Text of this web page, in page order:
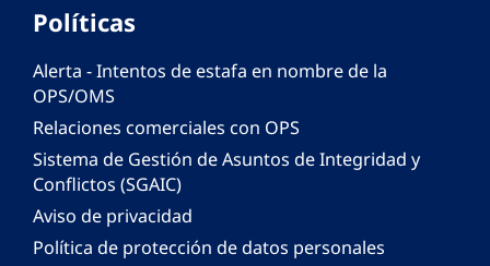
Políticas
Alerta - Intentos de estafa en nombre de la
OPS/OMS
Relaciones comerciales con OPS
Sistema de Gestión de Asuntos de Integridad y
Conflictos (SGAIC)
Aviso de privacidad
Política de protección de datos personales